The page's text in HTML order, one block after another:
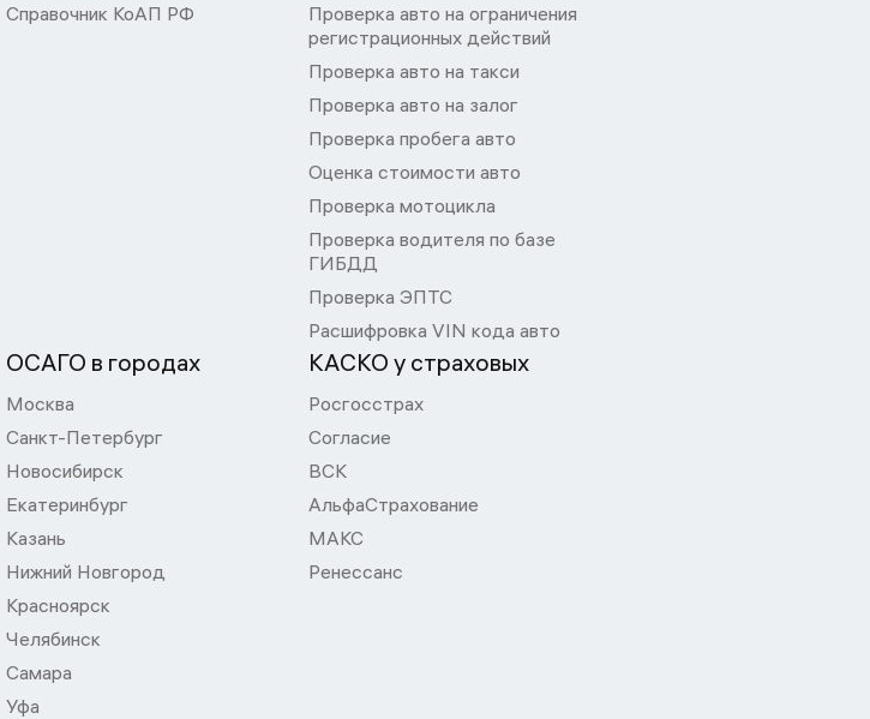
Справочник КоАП РФ
Проверка авто на ограничения
регистрационных действий
Проверка авто на такси
Проверка авто на залог
Проверка пробега авто
Оценка стоимости авто
Проверка мотоцикла
Проверка водителя по базе
ГИБДД
Проверка ЭПТС
Расшифровка VIN кода авто
ОСАГО в городах
Москва
Санкт-Петербург
Новосибирск
Екатеринбург
Казань
Нижний Новгород
Красноярск
Челябинск
Самара
Уфа
КАСКО у страховых
Росгосстрах
Согласие
ВСК
АльфаСтрахование
МАКС
Ренессанс